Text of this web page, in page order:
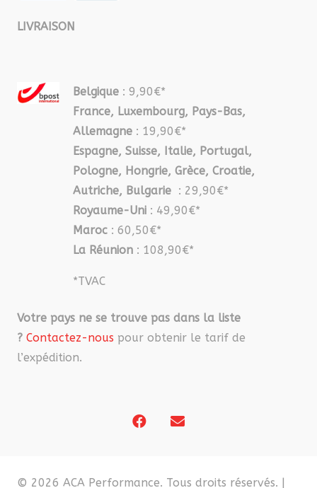
LIVRAISON
Belgique : 9,90€*
France, Luxembourg, Pays-Bas,
Allemagne : 19,90€*
Espagne, Suisse, Italie, Portugal,
Pologne, Hongrie, Grèce, Croatie,
Autriche, Bulgarie : 29,90€*
Royaume-Uni : 49,90€*
Maroc : 60,50€*
La Réunion : 108,90€*
*TVAC
Votre pays ne se trouve pas dans la liste
? Contactez-nous pour obtenir le tarif de
l’expédition.
© 2026 ACA Performance. Tous droits réservés. |